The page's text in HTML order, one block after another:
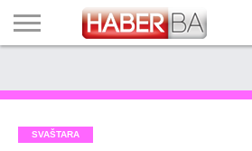
TECH
PROGRAM
PROGNOZA
PUTEVIMA
LISTA
NAMA
SVAŠTARA